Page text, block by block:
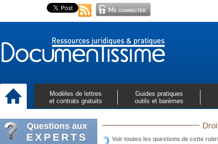
Modèles de lettres
et contrats gratuits
Guides pratiques
outils et barèmes
Questions aux
EXPERTS Voir toutes les questions de cette